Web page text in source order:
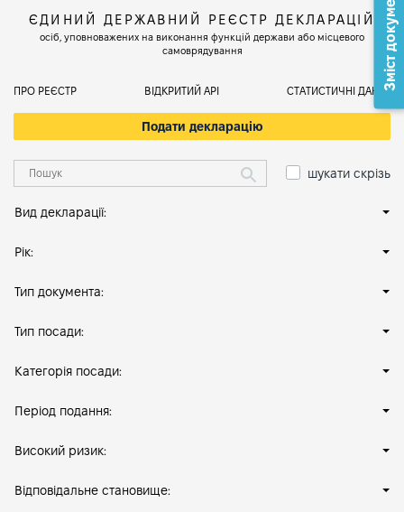
ЄДИНИЙ ДЕРЖАВНИЙ РЕЄСТР ДЕКЛАРАЦІЙ
осіб, уповноважених на виконання функцій держави або місцевого
самоврядування
ПРО РЕЄСТР ВІДКРИТИЙ АРІ СТАТИСТИЧНІ ДАНІ
Подати декларацію
шукати скрізь
Вид декларації:
Рік:
Тип документа:
Тип посади:
Категорія посади:
Період подання:
Високий ризик:
Відповідальне становище:
Зміст документа